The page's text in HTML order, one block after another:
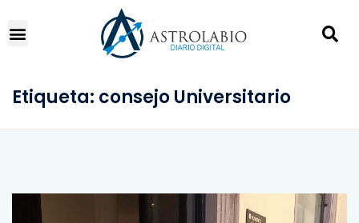
Etiqueta: consejo Universitario